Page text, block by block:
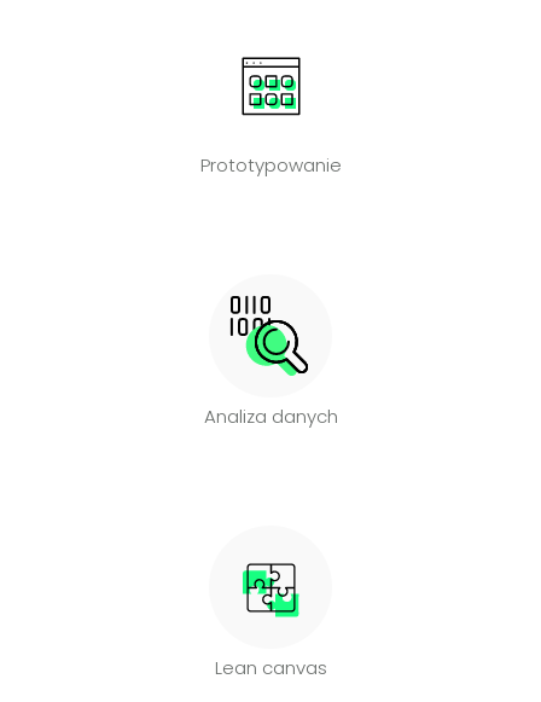
Prototypowanie
Analiza danych
Lean canvas